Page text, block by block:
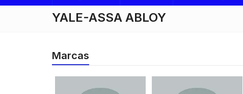
YALE-ASSA ABLOY
Marcas